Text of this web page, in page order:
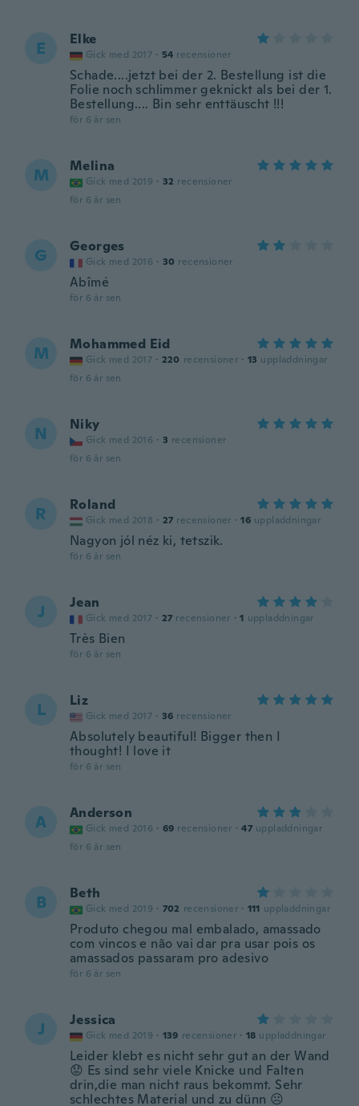
E Elke
Gick med 2017 · 54 recensioner
Schade....jetzt bei der 2. Bestellung ist die
Folie noch schlimmer geknickt als bei der 1.
Bestellung.... Bin sehr enttäuscht !!!
för 6 år sen
M Melina
Gick med 2019 · 32 recensioner
för 6 år sen
G Georges
Gick med 2016 · 30 recensioner
Abîmé
för 6 år sen
M Mohammed Eid
Gick med 2017 · 220 recensioner · 13 uppladdningar
för 6 år sen
N Niky
Gick med 2016 · 3 recensioner
för 6 år sen
R Roland
Gick med 2018 · 27 recensioner · 16 uppladdningar
Nagyon jól néz ki, tetszik.
för 6 år sen
J Jean
Gick med 2017 · 27 recensioner · 1 uppladdningar
Très Bien
för 6 år sen
L Liz
Gick med 2017 · 36 recensioner
Absolutely beautiful! Bigger then I
thought! I love it
för 6 år sen
A Anderson
Gick med 2016 · 69 recensioner · 47 uppladdningar
för 6 år sen
B Beth
Gick med 2019 · 702 recensioner · 111 uppladdningar
Produto chegou mal embalado, amassado
com vincos e não vai dar pra usar pois os
amassados passaram pro adesivo
för 6 år sen
J Jessica
Gick med 2019 · 139 recensioner · 18 uppladdningar
Leider klebt es nicht sehr gut an der Wand
😟 Es sind sehr viele Knicke und Falten
drin,die man nicht raus bekommt. Sehr
schlechtes Material und zu dünn ☹